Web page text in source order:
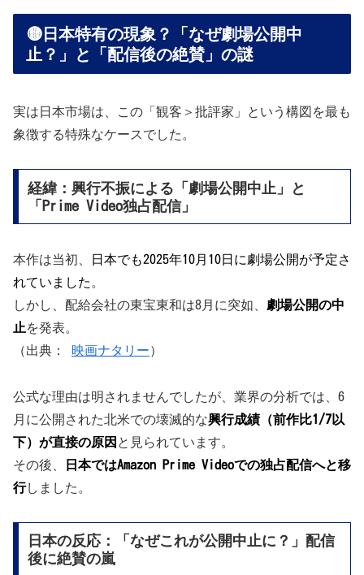
🟡日本特有の現象？「なぜ劇場公開中
止？」と「配信後の絶賛」の謎
実は日本市場は、この「観客＞批評家」という構図を最も
象徴する特殊なケースでした。
経緯：興行不振による「劇場公開中止」と
「Prime Video独占配信」
本作は当初、
日本でも2025年10月10日に劇場公開が予定さ
れていました
しかし、配給会社の東宝東和は8月に突如、 劇場公開の中
止を発表。
（出典： 映画ナタリー）
公式な理由は明されませんでしたが、業界の分析では、6
月に公開された北米での壊滅的な興行成績（前作比1/7以
下）が直接の原因 と見られています。
その後、
日本ではAmazon Prime Videoでの独占配信へと移
行しました。
日本の反応：「なぜこれが公開中止に？」配信
後に絶賛の嵐